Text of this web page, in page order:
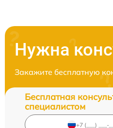
Нужна
Закажите бесплатную
Бесплатная
специалистом